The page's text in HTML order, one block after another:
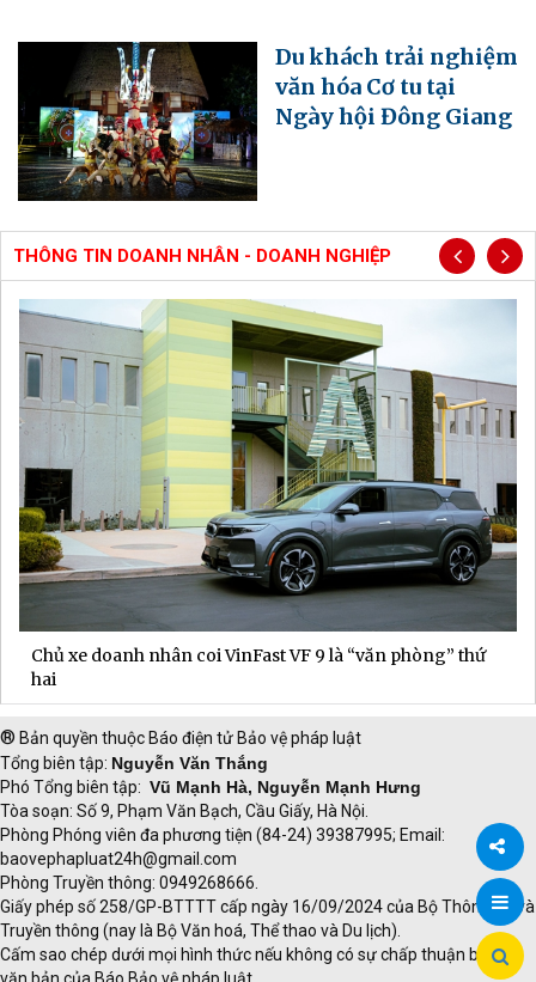
Chia
Du khách trải nghiệm
văn hóa Cơ tu tại
Ngày hội Đông Giang
THÔNG TIN DOANH NHÂN - DOANH NGHIỆP
Chủ xe doanh nhân coi VinFast VF 9 là “văn phòng” thứ
hai
® Bản quyền thuộc Báo điện tử Bảo vệ pháp luật
Tổng biên tập: Nguyễn Văn Thắng
Phó Tổng biên tập: Vũ Mạnh Hà, Nguyễn Mạnh Hưng
Tòa soạn: Số 9, Phạm Văn Bạch, Cầu Giấy, Hà Nội.
Phòng Phóng viên đa phương tiện (84-24) 39387995; Email:
baovephapluat24h@gmail.com
Phòng Truyền thông: 0949268666.
Giấy phép số 258/GP-BTTTT cấp ngày 16/09/2024 của Bộ Thông tin và
Truyền thông (nay là Bộ Văn hoá, Thể thao và Du lịch).
Cấm sao chép dưới mọi hình thức nếu không có sự chấp thuận bằng
văn bản của Báo Bảo vệ pháp luật.